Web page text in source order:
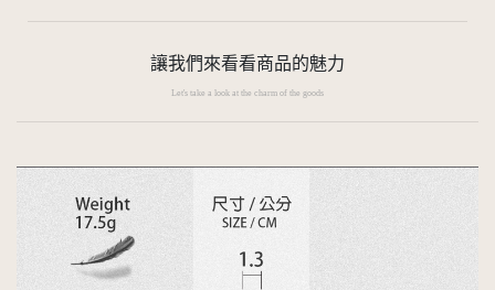
讓我們來看看商品的魅力
Let's take a look at the charm of the goods